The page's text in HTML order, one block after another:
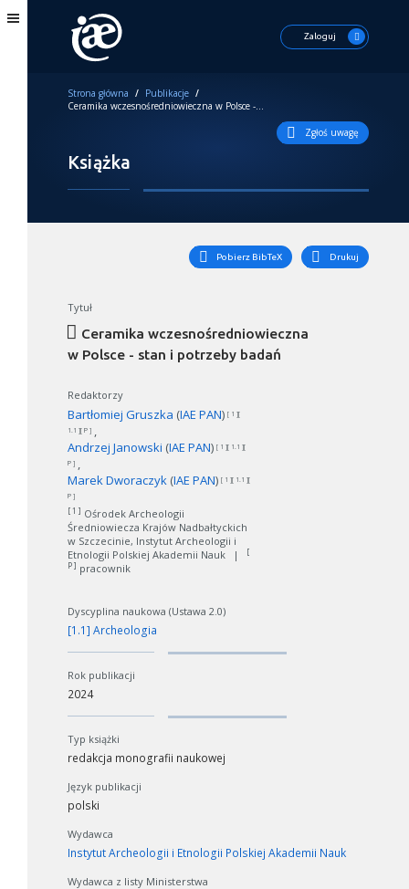
Zaloguj
Strona główna / Publikacje /
Ceramika wczesnośredniowieczna w Polsce - stan i potrzeby badań
Zgłoś uwagę
Książka
Pobierz BibTeX Drukuj
Tytuł
Ceramika wczesnośredniowieczna
w Polsce - stan i potrzeby badań
Redaktorzy
Bartłomiej Gruszka (IAE PAN) [ 1 ][
1.1 ][ P ]
Andrzej Janowski (IAE PAN) [ 1 ][ 1.1 ][
P ]
Marek Dworaczyk (IAE PAN) [ 1 ][ 1.1 ][
P ]
[ 1 ] Ośrodek Archeologii
Średniowiecza Krajów Nadbałtyckich
w Szczecinie, Instytut Archeologii i
Etnologii Polskiej Akademii Nauk
|
[
P ] pracownik
Dyscyplina naukowa (Ustawa 2.0)
[1.1] Archeologia
Rok publikacji
2024
Typ książki
redakcja monografii naukowej
Język publikacji
polski
Wydawca
Instytut Archeologii i Etnologii Polskiej Akademii Nauk
Wydawca z listy Ministerstwa